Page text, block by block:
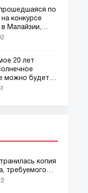
по
конкурсе
Малайзии,
внимание
20 лет
можно будет
в августе
копия
требуемого
животных